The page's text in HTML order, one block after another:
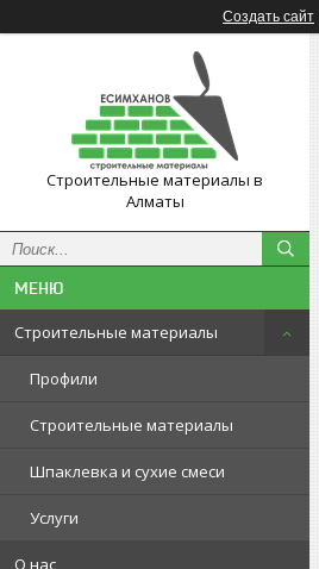
Создать сайт
Строительные материалы в
Алматы
Строительные материалы
Профили
Строительные материалы
Шпаклевка и сухие смеси
Услуги
О нас